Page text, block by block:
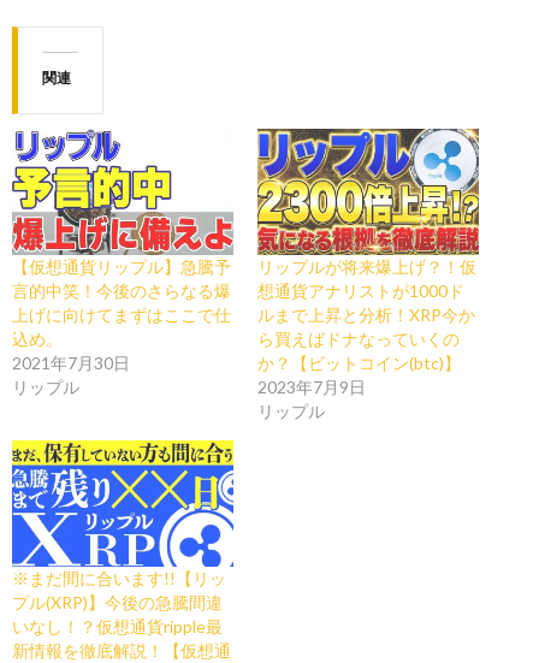
関連
【仮想通貨リップル】急騰予
言的中笑！今後のさらなる爆
上げに向けてまずはここで仕
込め。
2021年7月30日
リップル
リップルが将来爆上げ？！仮
想通貨アナリストが1000ド
ルまで上昇と分析！XRP今か
ら買えばドナなっていくの
か？【ビットコイン(btc)】
2023年7月9日
リップル
※まだ間に合います!!【リッ
プル(XRP)】今後の急騰間違
いなし！？仮想通貨ripple最
新情報を徹底解説！【仮想通